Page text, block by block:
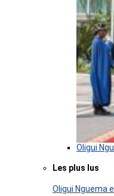
Oligui
Les plus lus
Oligui Nguema